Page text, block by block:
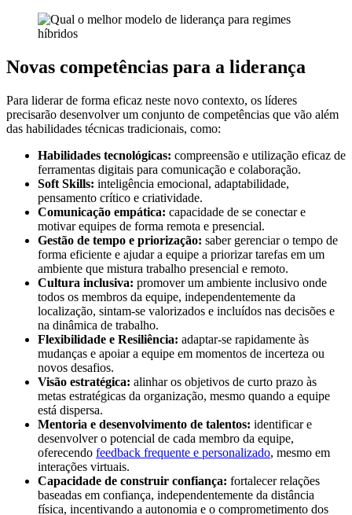
Novas competências para a liderança
Para liderar de forma eficaz neste novo contexto, os líderes
precisarão desenvolver um conjunto de competências que vão além
das habilidades técnicas tradicionais, como:
Habilidades tecnológicas: compreensão e utilização eficaz de
ferramentas digitais para comunicação e colaboração.
Soft Skills: inteligência emocional, adaptabilidade,
pensamento crítico e criatividade.
Comunicação empática: capacidade de se conectar e
motivar equipes de forma remota e presencial.
Gestão de tempo e priorização: saber gerenciar o tempo de
forma eficiente e ajudar a equipe a priorizar tarefas em um
ambiente que mistura trabalho presencial e remoto.
Cultura inclusiva: promover um ambiente inclusivo onde
todos os membros da equipe, independentemente da
localização, sintam-se valorizados e incluídos nas decisões e
na dinâmica de trabalho.
Flexibilidade e Resiliência: adaptar-se rapidamente às
mudanças e apoiar a equipe em momentos de incerteza ou
novos desafios.
Visão estratégica: alinhar os objetivos de curto prazo às
metas estratégicas da organização, mesmo quando a equipe
está dispersa.
Mentoria e desenvolvimento de talentos: identificar e
desenvolver o potencial de cada membro da equipe,
oferecendo feedback frequente e personalizado, mesmo em
interações virtuais.
Capacidade de construir confiança: fortalecer relações
baseadas em confiança, independentemente da distância
física, incentivando a autonomia e o comprometimento dos